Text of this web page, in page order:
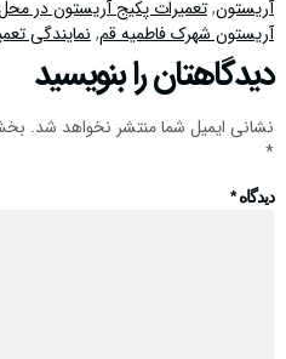
آریستون,تعمیرات پکیج آریستون در
آریستون شهرک فاطمیه قم,نمایندگی
دیدگاهتان را بنویسید
نشانی ایمیل شما منتشر نخواهد شد.
*
دیدگاه*